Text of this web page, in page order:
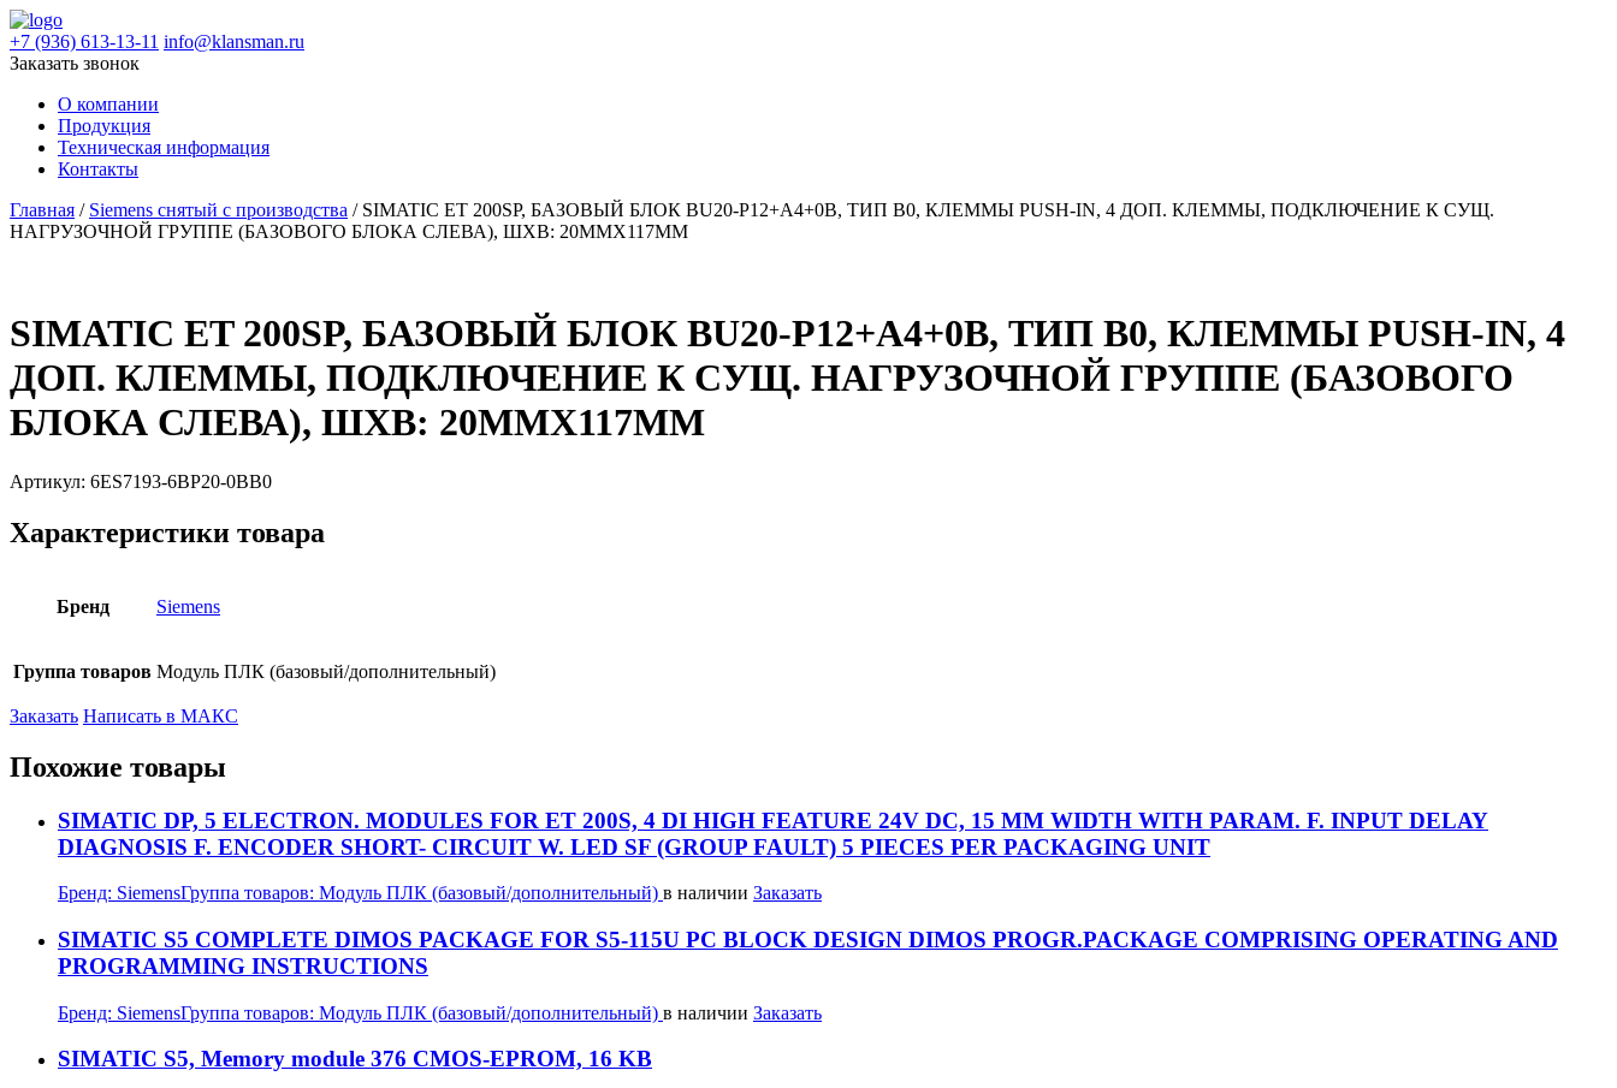
+7 (936) 613-13-11 info@klansman.ru
Заказать звонок
О компании
Продукция
Техническая информация
Контакты
Главная / Siemens снятый с производства / SIMATIC ET 200SP, БАЗОВЫЙ БЛОК BU20-P12+A4+0B, ТИП B0, КЛЕММЫ PUSH-IN, 4 ДОП. КЛЕММЫ, ПОДКЛЮЧЕНИЕ К СУЩ.
НАГРУЗОЧНОЙ ГРУППЕ (БАЗОВОГО БЛОКА СЛЕВА), ШXВ: 20ММX117ММ
SIMATIC ET 200SP, БАЗОВЫЙ БЛОК BU20-P12+A4+0B, ТИП B0, КЛЕММЫ PUSH-IN, 4
ДОП. КЛЕММЫ, ПОДКЛЮЧЕНИЕ К СУЩ. НАГРУЗОЧНОЙ ГРУППЕ (БАЗОВОГО
БЛОКА СЛЕВА), ШXВ: 20ММX117ММ
Артикул: 6ES7193-6BP20-0BB0
Характеристики товара
Бренд Siemens
Группа товаров Модуль ПЛК (базовый/дополнительный)
Заказать Написать в МАКС
Похожие товары
SIMATIC DP, 5 ELECTRON. MODULES FOR ET 200S, 4 DI HIGH FEATURE 24V DC, 15 MM WIDTH WITH PARAM. F. INPUT DELAY
DIAGNOSIS F. ENCODER SHORT- CIRCUIT W. LED SF (GROUP FAULT) 5 PIECES PER PACKAGING UNIT
Бренд: SiemensГруппа товаров: Модуль ПЛК (базовый/дополнительный) в наличии Заказать
SIMATIC S5 COMPLETE DIMOS PACKAGE FOR S5-115U PC BLOCK DESIGN DIMOS PROGR.PACKAGE COMPRISING OPERATING AND
PROGRAMMING INSTRUCTIONS
Бренд: SiemensГруппа товаров: Модуль ПЛК (базовый/дополнительный) в наличии Заказать
SIMATIC S5, Memory module 376 CMOS-EPROM, 16 KB